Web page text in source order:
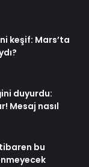
keşif: Mars’ta
duyurdu:
Mesaj nasıl
bu